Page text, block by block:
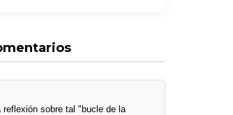
reflexión sobre tal "bucle de la